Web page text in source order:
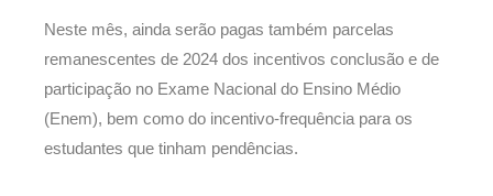
Neste mês, ainda serão pagas também parcelas
remanescentes de 2024 dos incentivos conclusão e de
participação no Exame Nacional do Ensino Médio
(Enem), bem como do incentivo-frequência para os
estudantes que tinham pendências.